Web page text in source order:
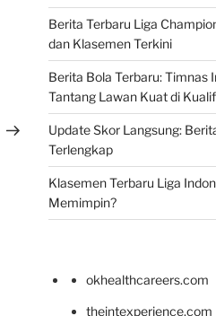
Berita Terbaru Liga
dan Klasemen Terkini
Berita Bola Terbaru: Timnas
Tantang Lawan Kuat di
Update Skor Langsung:
Terlengkap
Klasemen Terbaru Liga
Memimpin?
okhealthcareers.com
theintexperience.com